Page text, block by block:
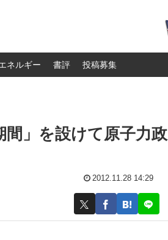
ネルギー 書評 投稿募集
間」を設けて原子力政
2012.11.28 14:29